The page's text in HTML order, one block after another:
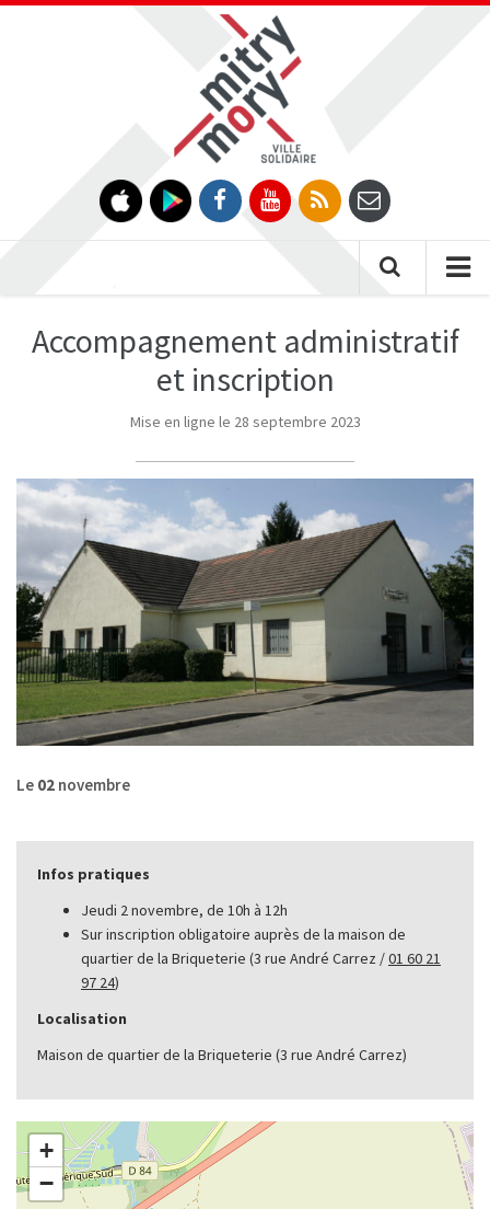
Gestion des traceurs
Accompagnement administratif
et inscription
Mise en ligne le 28 septembre 2023
Le 02 novembre
Infos pratiques
Jeudi 2 novembre, de 10h à 12h
Sur inscription obligatoire auprès de la maison de
quartier de la Briqueterie (3 rue André Carrez /01 60 21
97 24)
Localisation
Maison de quartier de la Briqueterie (3 rue André Carrez)
+
−